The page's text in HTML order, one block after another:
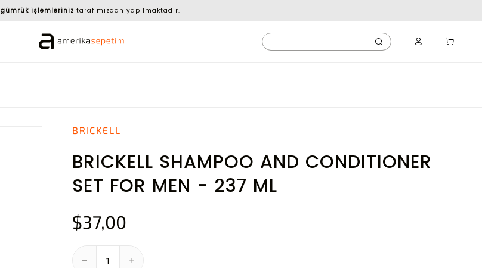
gümrük işlemleriniz tarafımızdan yapılmaktadır.
BRICKELL
BRICKELL SHAMPOO AND CONDITIONER
SET FOR MEN - 237 ML
$37,00